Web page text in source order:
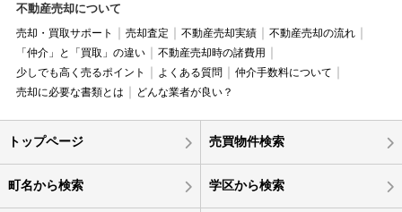
不動産売却について
売却・買取サポート 売却査定 不動産売却実績
不動産売却の流れ
「仲介」と「買取」の違い
不動産売却時の諸費用
少しでも高く売るポイント
よくある質問
仲介手数料について
売却に必要な書類とは
どんな業者が良い？
トップページ 売買物件検索
町名から検索 学区から検索